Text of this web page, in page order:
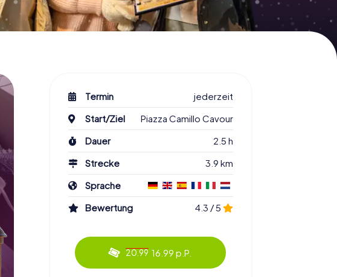
Termin
jederzeit
Start/Ziel
Piazza Camillo Cavour
Dauer
2.5 h
Strecke
3.9 km
Sprache
Bewertung
4.3 / 5
20.99 16.99 p.P.